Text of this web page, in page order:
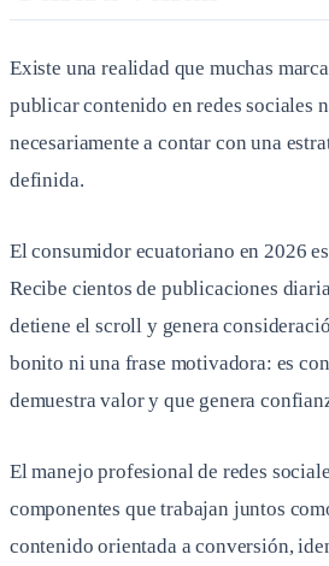
Existe una realidad que muchas
publicar contenido en redes sociales
necesariamente a contar con una
definida.
El consumidor ecuatoriano en 2026
Recibe cientos de publicaciones
detiene el scroll y genera
bonito ni una frase motivadora: es
demuestra valor y que genera
El manejo profesional de redes
componentes que trabajan juntos
contenido orientada a conversión,